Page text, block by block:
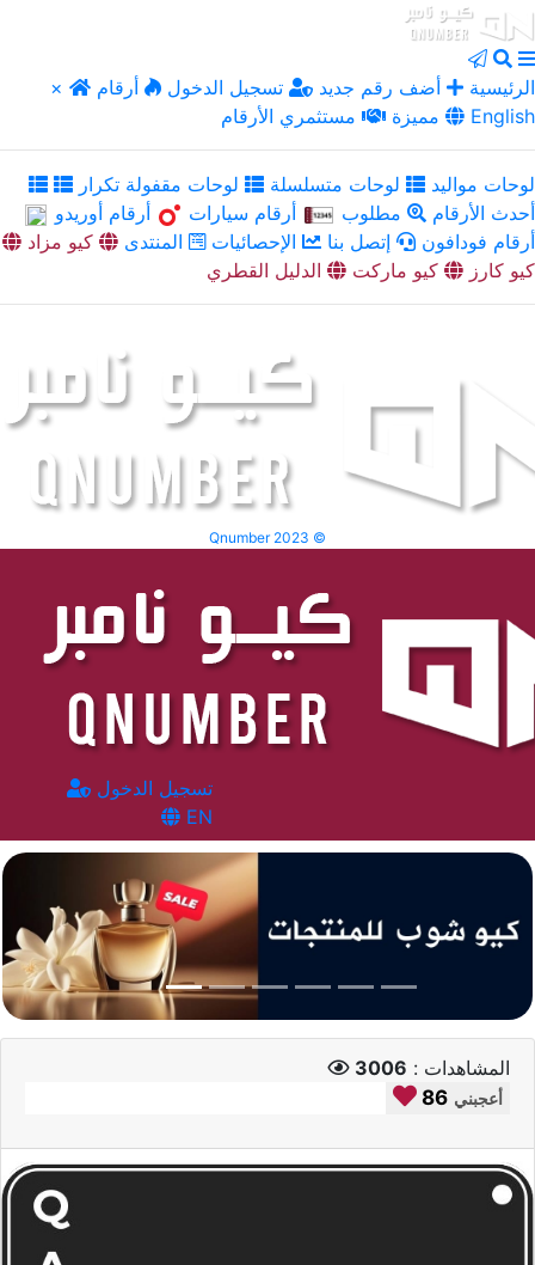
× الرئيسية أضف رقم جديد تسجيل الدخول
أرقام
مميزة
مستثمري الأرقام English
لوحات مواليد لوحات متسلسلة
لوحات مقفولة تكرار
أحدث الأرقام
مطلوب أرقام سيارات
أرقام أوريدو
أرقام فودافون
إتصل بنا الإحصائيات المنتدى
كيو مزاد
كيو كارز
كيو ماركت الدليل القطري
Qnumber 2023 ©
تسجيل الدخول
EN
المشاهدات : 3006
86 أعجبني